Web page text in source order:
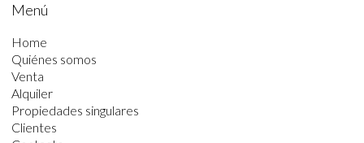
Menú
Home
Quiénes somos
Venta
Alquiler
Propiedades singulares
Clientes